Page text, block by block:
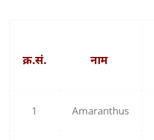
क्र.सं. नाम
1 Amaranthus